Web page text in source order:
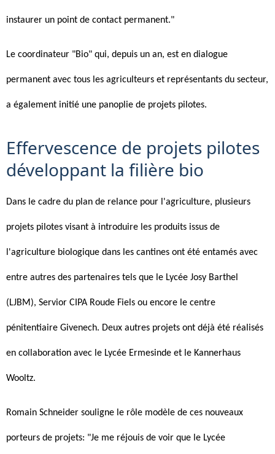
instaurer un point de contact permanent."
Le coordinateur "Bio" qui, depuis un an, est en dialogue
permanent avec tous les agriculteurs et représentants du secteur,
a également initié une panoplie de projets pilotes.
Effervescence de projets pilotes
développant la filière bio
Dans le cadre du plan de relance pour l'agriculture, plusieurs
projets pilotes visant à introduire les produits issus de
l'agriculture biologique dans les cantines ont été entamés avec
entre autres des partenaires tels que le Lycée Josy Barthel
(LJBM), Servior CIPA Roude Fiels ou encore le centre
pénitentiaire Givenech. Deux autres projets ont déjà été réalisés
en collaboration avec le Lycée Ermesinde et le Kannerhaus
Wooltz.
Romain Schneider souligne le rôle modèle de ces nouveaux
porteurs de projets: "Je me réjouis de voir que le Lycée